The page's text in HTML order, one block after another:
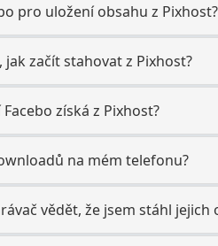
pro uložení obsahu z Pixhost?
jak začít stahovat z Pixhost?
získá z Pixhost?
na mém telefonu?
vědět, že jsem stáhl jejich